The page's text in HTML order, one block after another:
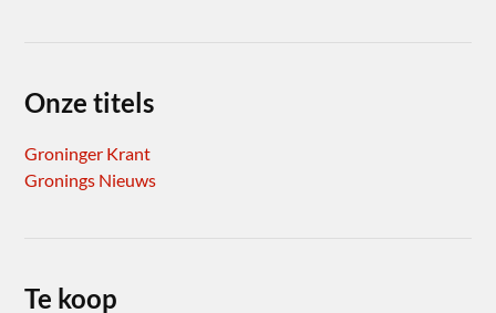
Onze titels
Groninger Krant
Gronings Nieuws
Te koop